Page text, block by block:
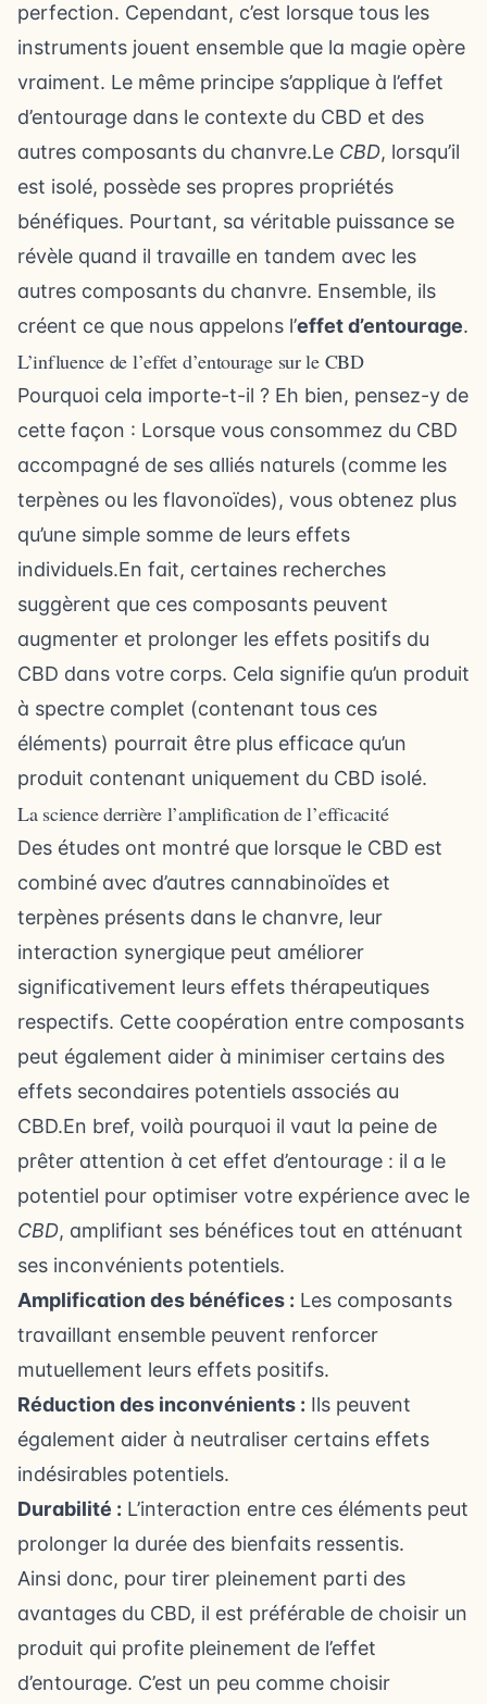
perfection. Cependant, c’est lorsque tous les
instruments jouent ensemble que la magie opère
vraiment. Le même principe s’applique à l’effet
d’entourage dans le contexte du CBD et des
autres composants du chanvre.Le CBD, lorsqu’il
est isolé, possède ses propres propriétés
bénéfiques. Pourtant, sa véritable puissance se
révèle quand il travaille en tandem avec les
autres composants du chanvre. Ensemble, ils
créent ce que nous appelons l’effet d’entourage.
L’influence de l’effet d’entourage sur le CBD
Pourquoi cela importe-t-il ? Eh bien, pensez-y de
cette façon : Lorsque vous consommez du CBD
accompagné de ses alliés naturels (comme les
terpènes ou les flavonoïdes), vous obtenez plus
qu’une simple somme de leurs effets
individuels.En fait, certaines recherches
suggèrent que ces composants peuvent
augmenter et prolonger les effets positifs du
CBD dans votre corps. Cela signifie qu’un produit
à spectre complet (contenant tous ces
éléments) pourrait être plus efficace qu’un
produit contenant uniquement du CBD isolé.
La science derrière l’amplification de l’efficacité
Des études ont montré que lorsque le CBD est
combiné avec d’autres cannabinoïdes et
terpènes présents dans le chanvre, leur
interaction synergique peut améliorer
significativement leurs effets thérapeutiques
respectifs. Cette coopération entre composants
peut également aider à minimiser certains des
effets secondaires potentiels associés au
CBD.En bref, voilà pourquoi il vaut la peine de
prêter attention à cet effet d’entourage : il a le
potentiel pour optimiser votre expérience avec le
CBD, amplifiant ses bénéfices tout en atténuant
ses inconvénients potentiels.
Amplification des bénéfices : Les composants
travaillant ensemble peuvent renforcer
mutuellement leurs effets positifs.
Réduction des inconvénients : Ils peuvent
également aider à neutraliser certains effets
indésirables potentiels.
Durabilité : L’interaction entre ces éléments peut
prolonger la durée des bienfaits ressentis.
Ainsi donc, pour tirer pleinement parti des
avantages du CBD, il est préférable de choisir un
produit qui profite pleinement de l’effet
d’entourage. C’est un peu comme choisir